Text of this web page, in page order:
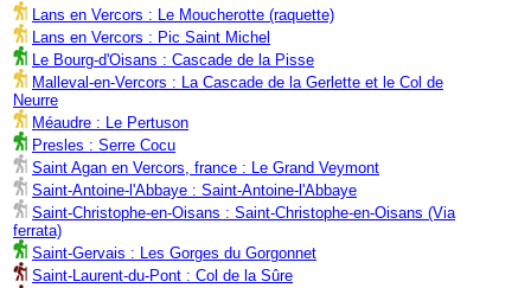
Lans en Vercors : Le Moucherotte (raquette)
Lans en Vercors : Pic Saint Michel
Le Bourg-d'Oisans : Cascade de la Pisse
Malleval-en-Vercors : La Cascade de la Gerlette et le Col de
Neurre
Méaudre : Le Pertuson
Presles : Serre Cocu
Saint Agan en Vercors, france : Le Grand Veymont
Saint-Antoine-l'Abbaye : Saint-Antoine-l'Abbaye
Saint-Christophe-en-Oisans : Saint-Christophe-en-Oisans (Via
ferrata)
Saint-Gervais : Les Gorges du Gorgonnet
Saint-Laurent-du-Pont : Col de la Sûre